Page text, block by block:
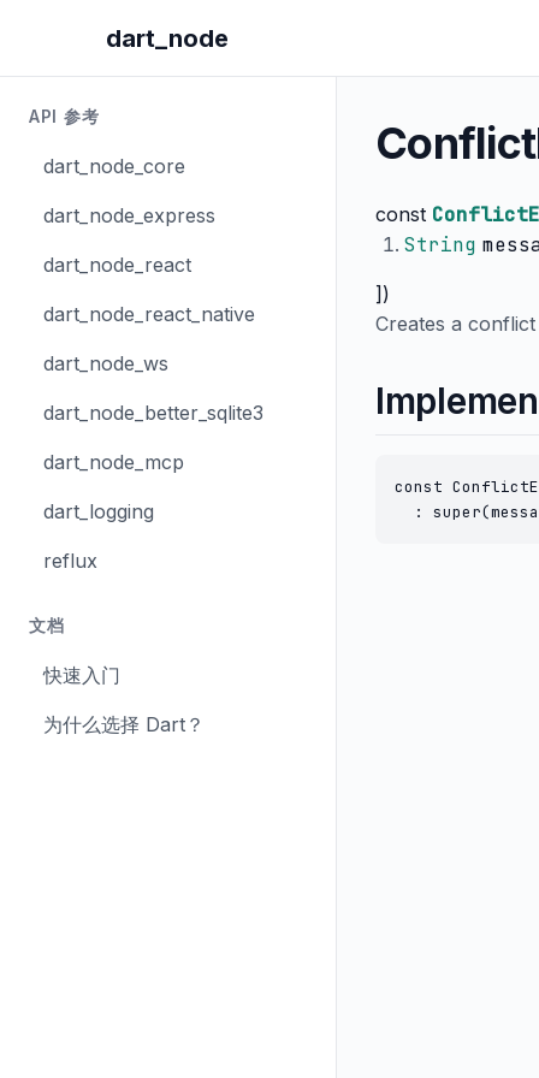
dart_node
API 参考
dart_node_core
dart_node_express
dart_node_react
dart_node_react_native
dart_node_ws
dart_node_better_sqlite3
dart_node_mcp
dart_logging
reflux
文档
快速入门
为什么选择 Dart？
const
String
])
Creates a
const
: